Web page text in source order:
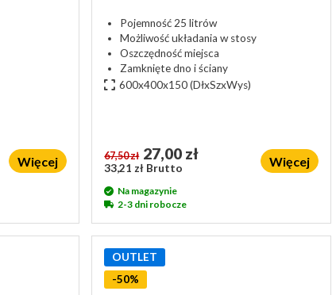
Więcej
Pojemność 25 litrów
Możliwość układania w stosy
Oszczędność miejsca
Zamknięte dno i ściany
600x400x150(DłxSzxWys)
67,50 zł 27,00 zł
33,21 zł Brutto Więcej
Na magazynie
2-3 dni robocze
OUTLET
-50%